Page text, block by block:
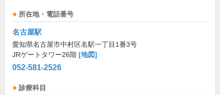
所在地・電話番号
名古屋駅
愛知県名古屋市中村区名駅一丁目1番3号
JRゲートタワー26階 [地図]
052-581-2526
診療科目